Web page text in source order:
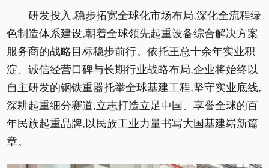
研发投入,稳步拓宽全球化市场布局,深化全流程绿
色制造体系建设,朝着全球领先起重设备综合解决方案
服务商的战略目标稳步前行。依托王总十余年实业积
淀、诚信经营口碑与长期行业战略布局,企业将始终以
自主研发的钢铁重器托举全球基建工程,坚守实业底线,
深耕起重细分赛道,立志打造立足中国、享誉全球的百
年民族起重品牌,以民族工业力量书写大国基建崭新篇
章。